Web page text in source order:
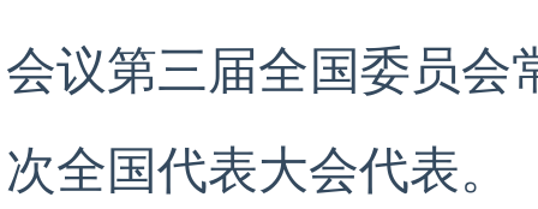
会议第三届全国委员会
次全国代表大会代表。